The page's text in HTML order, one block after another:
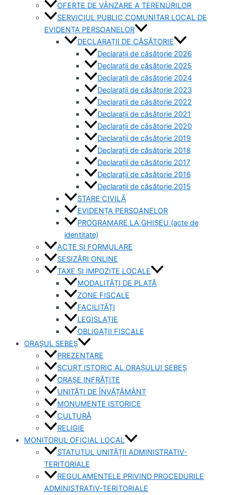
OFERTE DE VÂNZARE A TERENURILOR
SERVICIUL PUBLIC COMUNITAR LOCAL DE
EVIDENȚA PERSOANELOR
DECLARAȚII DE CĂSĂTORIE
Declarații de căsătorie 2026
Declarații de căsătorie 2025
Declarații de căsătorie 2024
Declarații de căsătorie 2023
Declarații de căsătorie 2022
Declarații de căsătorie 2021
Declarații de căsătorie 2020
Declarații de căsătorie 2019
Declarații de căsătorie 2018
Declarații de căsătorie 2017
Declarații de căsătorie 2016
Declarații de căsătorie 2015
STARE CIVILĂ
EVIDENȚA PERSOANELOR
PROGRAMARE LA GHIȘEU (acte de
identitate)
ACTE ȘI FORMULARE
SESIZĂRI ONLINE
TAXE ȘI IMPOZITE LOCALE
MODALITĂȚI DE PLATĂ
ZONE FISCALE
FACILITĂȚI
LEGISLAȚIE
OBLIGAȚII FISCALE
ORAȘUL SEBEȘ
PREZENTARE
SCURT ISTORIC AL ORAȘULUI SEBEȘ
ORAȘE INFRĂȚITE
UNITĂȚI DE ÎNVĂȚĂMÂNT
MONUMENTE ISTORICE
CULTURĂ
RELIGIE
MONITORUL OFICIAL LOCAL
STATUTUL UNITĂȚII ADMINISTRATIV-
TERITORIALE
REGULAMENTELE PRIVIND PROCEDURILE
ADMINISTRATIV-TERITORIALE